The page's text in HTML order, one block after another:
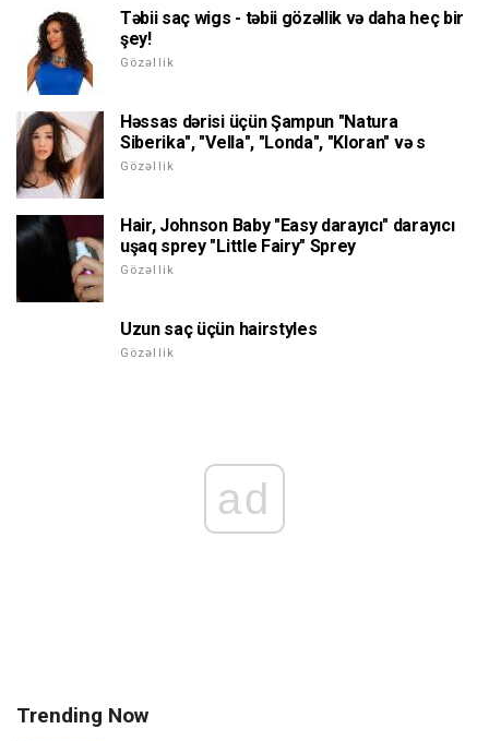
Təbii saç wigs - təbii gözəllik və daha heç bir
şey!
Gözəllik
Həssas dərisi üçün Şampun "Natura
Siberika", "Vella", "Londa", "Kloran" və s
Gözəllik
Hair, Johnson Baby "Easy darayıcı" darayıcı
uşaq sprey "Little Fairy" Sprey
Gözəllik
Uzun saç üçün hairstyles
Gözəllik
ad
Trending Now